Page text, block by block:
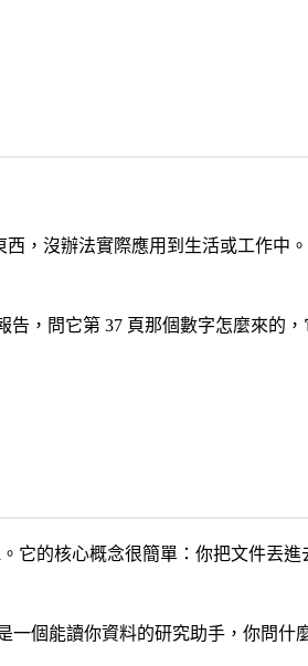
西，沒辦法實際應用到生活或工作中
，問它第 37 頁那個數字怎麼來的
它的核心概念很簡單：你把文件丟
一個能讀你資料的研究助手，你問